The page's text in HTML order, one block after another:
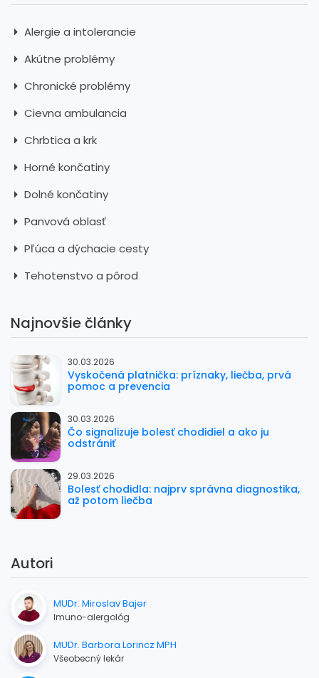
Alergie a intolerancie
Akútne problémy
Chronické problémy
Cievna ambulancia
Chrbtica a krk
Horné končatiny
Dolné končatiny
Panvová oblasť
Pľúca a dýchacie cesty
Tehotenstvo a pôrod
Najnovšie články
30.03.2026
Vyskočená platnička: príznaky, liečba, prvá
pomoc a prevencia
30.03.2026
Čo signalizuje bolesť chodidiel a ako ju
odstrániť
29.03.2026
Bolesť chodidla: najprv správna diagnostika,
až potom liečba
Autori
MUDr. Miroslav Bajer
Imuno-alergológ
MUDr. Barbora Lorincz MPH
Všeobecný lekár